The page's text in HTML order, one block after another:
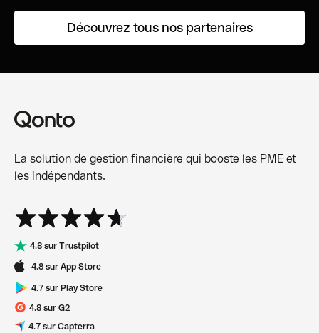
Découvrez tous nos partenaires
La solution de gestion financière qui booste les PME et
les indépendants.
4.8 sur Trustpilot
4.8 sur App Store
4.7 sur Play Store
4.8 sur G2
4.7 sur Capterra